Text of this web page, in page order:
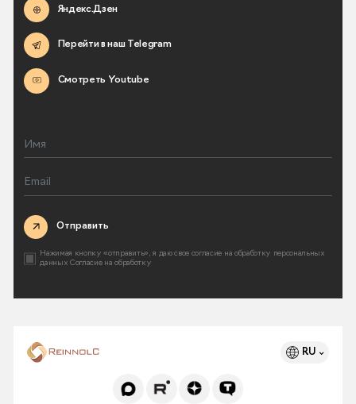
Яндекс.Дзен
Перейти в наш Telegram
Смотреть Youtube
Отправить
Нажимая кнопку «отправить», я даю свое согласие на обработку персональных
данных Согласие на обработку
RU